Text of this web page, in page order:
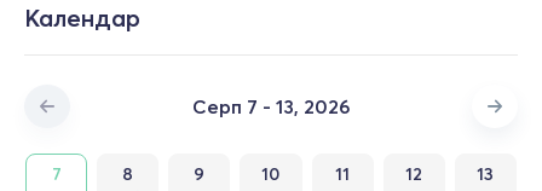
Календар
Серп 7 - 13, 2026
7 8 9 10 11 12 13